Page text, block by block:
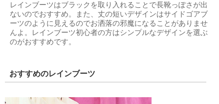
レインブーツはブラックを取り入れることで長靴っぽさが出
ないのでおすすめ。また、丈の短いデザインはサイドゴアブ
ーツのように見えるのでお洒落の邪魔になることがありませ
んよ。レインブーツ初心者の方はシンプルなデザインを選ぶ
のがおすすめです。
おすすめのレインブーツ